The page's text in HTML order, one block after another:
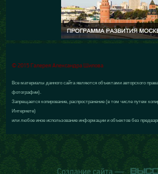
© 2015 Галерея Александра Шилова
Все материалы данного сайта являются объектами авторского
фотографии).
Запрещается копирование, распространение (в том числе путем
Интернете)
или любое иное использование информации и объектов без
Создание сайта —